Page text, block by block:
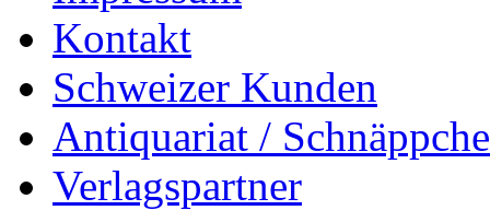
Kontakt
Schweizer Kunden
Antiquariat /
Verlagspartner